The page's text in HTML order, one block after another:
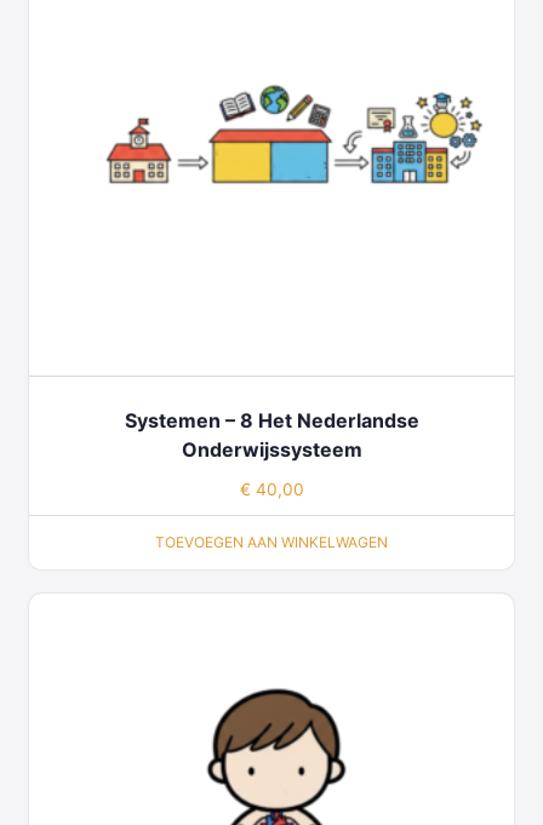
Systemen – 8 Het Nederlandse
Onderwijssysteem
€ 40,00
TOEVOEGEN AAN WINKELWAGEN